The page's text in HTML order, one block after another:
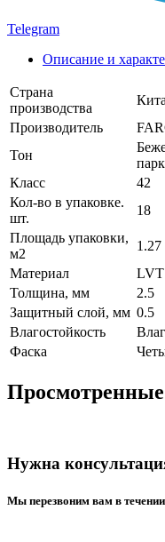
Telegram
Описание и
Страна
производства
Производитель
Тон
Класс
42
Кол-во в упаковке.
шт.
18
Площадь упаковки,
м2
1.27
Материал
LVT
Толщина, мм
2.5
Защитный слой, мм 0.5
Влагостойкость
Фаска
Нужна
Мы перезвоним вам в